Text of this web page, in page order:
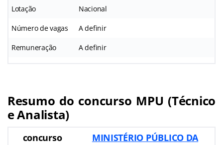
Lotação Nacional
Número de vagas A definir
Remuneração A definir
Resumo do concurso MPU (Técnico
e Analista)
concurso
MINISTÉRIO PÚBLICO DA